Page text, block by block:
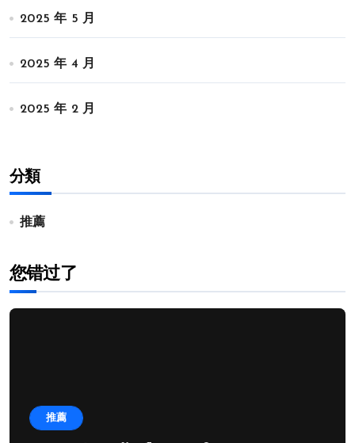
2025 年 5 月
2025 年 4 月
2025 年 2 月
分類
推薦
您错过了
推薦